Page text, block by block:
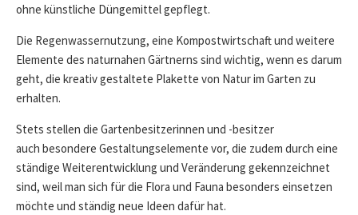
ohne künstliche Düngemittel gepflegt.
Die Regenwassernutzung, eine Kompostwirtschaft und weitere
Elemente des naturnahen Gärtnerns sind wichtig, wenn es darum
geht, die kreativ gestaltete Plakette von Natur im Garten zu
erhalten.
Stets stellen die Gartenbesitzerinnen und -besitzer
auch besondere Gestaltungselemente vor, die zudem durch eine
ständige Weiterentwicklung und Veränderung gekennzeichnet
sind, weil man sich für die Flora und Fauna besonders einsetzen
möchte und ständig neue Ideen dafür hat.